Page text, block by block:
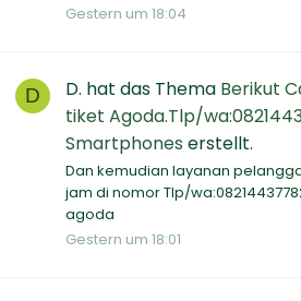
Gestern um 18:04
D D. hat das Thema Berikut
tiket Agoda.Tlp/
Smartphones erstellt.
Dan kemudian layanan
jam di nomor Tlp/
agoda
Gestern um 18:01